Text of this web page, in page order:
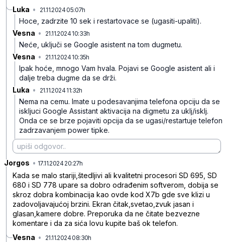
Luka • 21.11.2024 05:07h
Hoce, zadrzite 10 sek i restartovace se (ugasiti-upaliti).
Vesna • 21.11.2024 10:33h
Neće, uključi se Google asistent na tom dugmetu.
Vesna • 21.11.2024 10:35h
Ipak hoće, mnogo Vam hvala. Pojavi se Google asistent ali i
dalje treba dugme da se drži.
Luka • 21.11.2024 11:32h
Nema na cemu. Imate u podesavanjima telefona opciju da se
iskljuci Google Assistant aktivacija na digmetu za uklj/isklj.
Onda ce se brze pojaviti opcija da se ugasi/restartuje telefon
zadrzavanjem power tipke.
Jorgos • 17.11.2024 20:27h
Kada se malo stariji,štedljivi ali kvalitetni procesori SD 695, SD
680 i SD 778 upare sa dobro odrađenim softverom, dobija se
skroz dobra kombinacija kao ovde kod X7b gde sve klizi u
zadovoljavajućoj brzini. Ekran čitak,svetao,zvuk jasan i
glasan,kamere dobre. Preporuka da ne čitate bezvezne
komentare i da za sića lovu kupite baš ok telefon.
Vesna • 21.11.2024 08:30h